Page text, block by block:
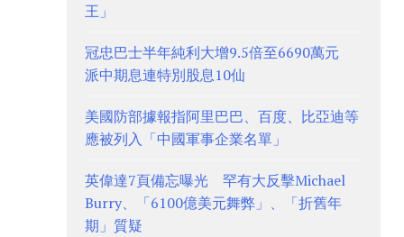
王」
冠忠巴士半年純利大增9.5倍至6690萬元
派中期息連特別股息10仙
美國防部據報指阿里巴巴、百度、比亞迪等
應被列入「中國軍事企業名單」
英偉達7頁備忘曝光 罕有大反擊Michael
Burry、「6100億美元舞弊」、「折舊年
期」質疑